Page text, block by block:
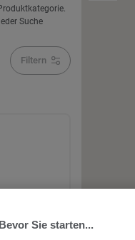
Suche
Filtern
Bevor Sie starten...